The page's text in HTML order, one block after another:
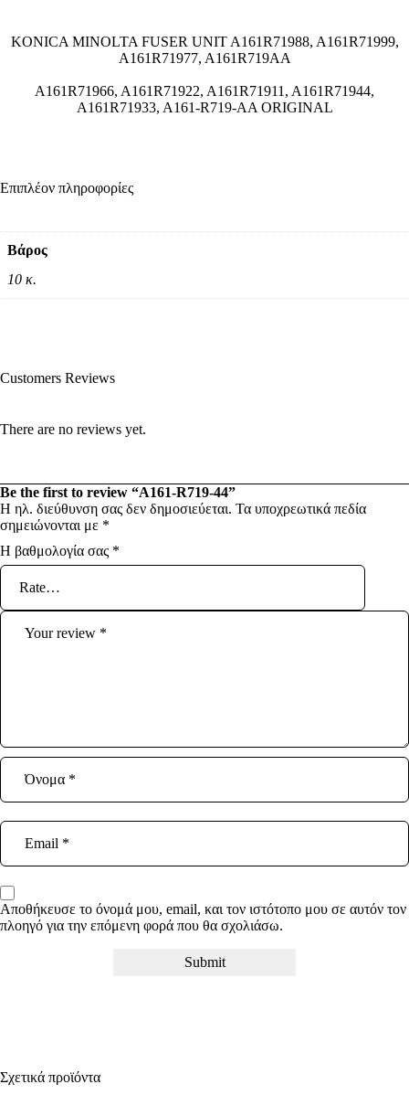
KONICA MINOLTA FUSER UNIT A161R71988, A161R71999,
A161R71977, A161R719AA
A161R71966, A161R71922, A161R71911, A161R71944,
A161R71933, A161-R719-AA ORIGINAL
Επιπλέον πληροφορίες
Βάρος
10 κ.
Customers Reviews
There are no reviews yet.
Be the first to review “A161-R719-44”
Η ηλ. διεύθυνση σας δεν δημοσιεύεται. Τα υποχρεωτικά πεδία
σημειώνονται με *
Η βαθμολογία σας *
Αποθήκευσε το όνομά μου, email, και τον ιστότοπο μου σε αυτόν τον
πλοηγό για την επόμενη φορά που θα σχολιάσω.
Σχετικά προϊόντα